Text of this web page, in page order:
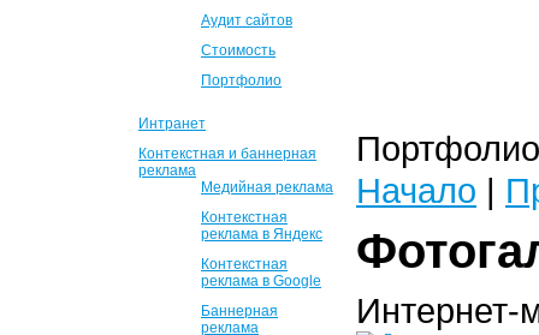
Аудит сайтов
Стоимость
Портфолио
Интранет
Контекстная и баннерная
реклама
Медийная реклама
Контекстная
реклама в Яндекс
Контекстная
реклама в Google
Баннерная
реклама
Начало |
Интернет-